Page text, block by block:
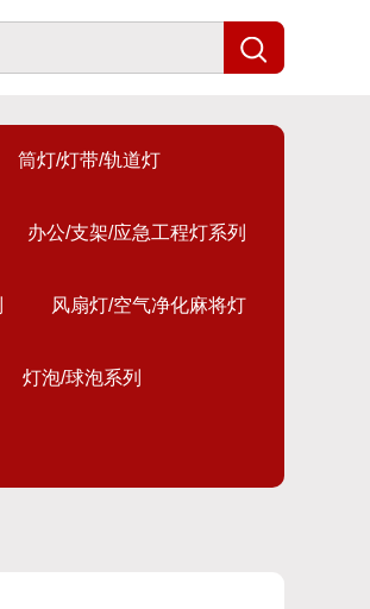
筒灯/灯带/轨道灯
办公/支架/应急工程灯系列
风扇灯/空气净化麻将灯
灯泡/球泡系列